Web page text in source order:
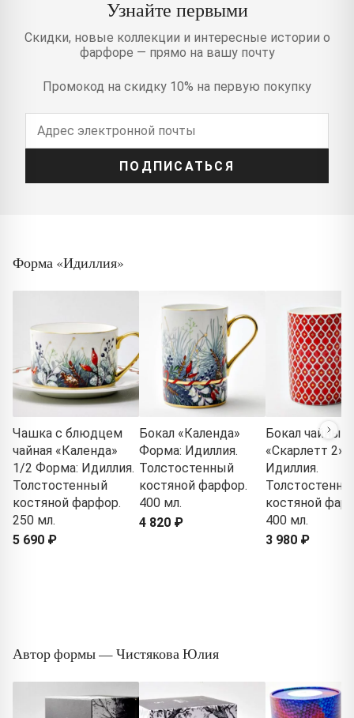
Узнайте первыми
Скидки, новые коллекции и интересные истории о
фарфоре — прямо на вашу почту
Промокод на скидку 10% на первую покупку
ПОДПИСАТЬСЯ
Форма «Идиллия»
Чашка с блюдцем
чайная «Календа»
1/2 Форма: Идиллия.
Толстостенный
костяной фарфор.
250 мл.
5 690 ₽
Бокал «Календа»
Форма: Идиллия.
Толстостенный
костяной фарфор.
400 мл.
4 820 ₽
Бокал чайный
«Скарлетт 2»
Идиллия.
костяной
400 мл.
3 980 ₽
Автор формы — Чистякова Юлия